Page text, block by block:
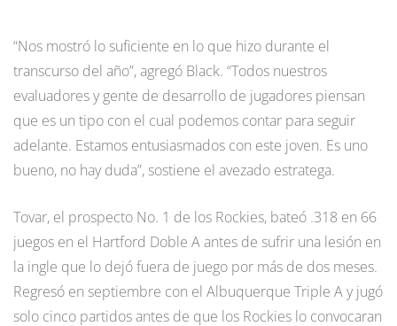
“Nos mostró lo suficiente en lo que hizo durante el
transcurso del año”, agregó Black. “Todos nuestros
evaluadores y gente de desarrollo de jugadores piensan
que es un tipo con el cual podemos contar para seguir
adelante. Estamos entusiasmados con este joven. Es uno
bueno, no hay duda”, sostiene el avezado estratega.
Tovar, el prospecto No. 1 de los Rockies, bateó .318 en 66
juegos en el Hartford Doble A antes de sufrir una lesión en
la ingle que lo dejó fuera de juego por más de dos meses.
Regresó en septiembre con el Albuquerque Triple A y jugó
solo cinco partidos antes de que los Rockies lo convocaran